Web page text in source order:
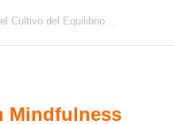
Cultivo del Equilibrio…
Mindfulness